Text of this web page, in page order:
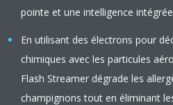
pointe et une intelligence
En utilisant des électrons pour
chimiques avec les particules
Flash Streamer dégrade les
champignons tout en éliminant